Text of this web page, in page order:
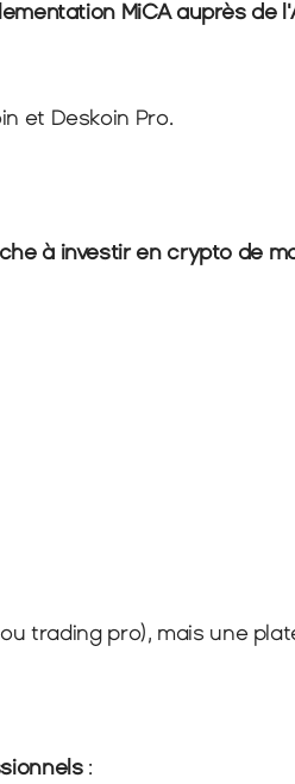
MiCA auprès de
et Deskoin Pro.
à investir en crypto de
trading pro), mais une
: